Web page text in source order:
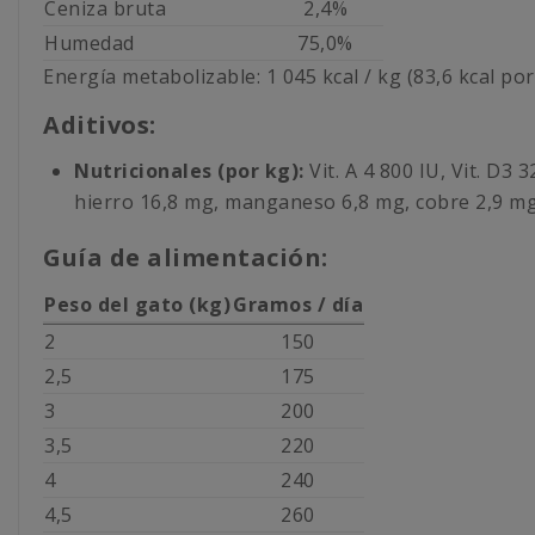
Ceniza bruta
2,4%
Humedad
75,0%
Energía metabolizable: 1 045 kcal / kg (83,6 kcal
Aditivos:
Nutricionales (por kg): Vit. A 4 800 IU, Vit. D3
hierro 16,8 mg, manganeso 6,8 mg, cobre 2,9
Guía de alimentación:
Peso del gato (kg)Gramos / día
2
150
2,5
175
3
200
3,5
220
4
240
4,5
260